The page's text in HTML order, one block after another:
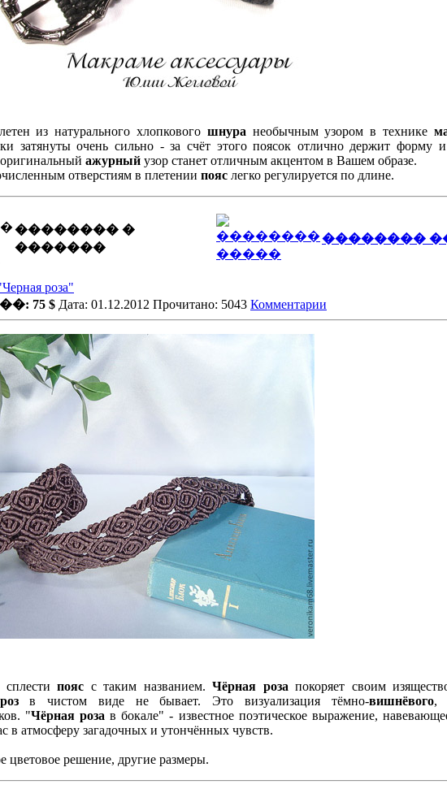
из натурального хлопкового шнура необычным узором в технике
затянуты очень сильно - за счёт этого поясок отлично держит форму
ажурный узор станет отличным акцентом в Вашем образе.
отверстиям в плетении пояс легко регулируется по длине.
�������� �
�������
��������
роза"
75 $ Дата: 01.12.2012 Прочитано: 5043 Комментарии
пояс с таким названием. Чёрная роза покоряет своим
в чистом виде не бывает. Это визуализация тёмно-вишнёвого,
"Чёрная роза в бокале" - известное поэтическое выражение,
в атмосферу загадочных и утончённых чувств.
цветовое решение, другие размеры.